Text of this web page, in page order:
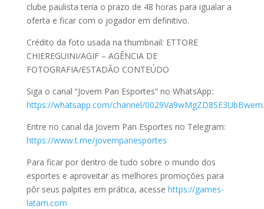
clube paulista teria o prazo de 48 horas para igualar a
oferta e ficar com o jogador em definitivo.
Crédito da foto usada na thumbnail: ETTORE
CHIEREGUINI/AGIF – AGÊNCIA DE
FOTOGRAFIA/ESTADÃO CONTEÚDO
Siga o canal “Jovem Pan Esportes” no WhatsApp:
https://whatsapp.com/channel/
Entre no canal da Jovem Pan Esportes no Telegram:
https://www.t.me/jovempanesportes
Para ficar por dentro de tudo sobre o mundo dos
esportes e aproveitar as melhores promoções para
pôr seus palpites em prática, acesse https://games-
latam.com